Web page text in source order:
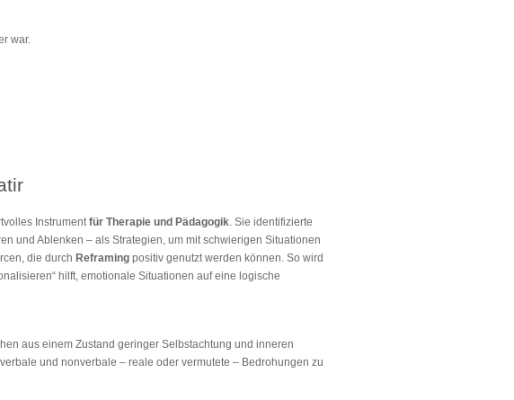
war.
Instrumentfür Therapie und Pädagogik. Sie identifizierte
und Ablenken – als Strategien, um mit schwierigen Situationen
die durch Reframing positiv genutzt werden können. So wird
hilft, emotionale Situationen auf eine logische
aus einem Zustand geringer Selbstachtung und inneren
und nonverbale – reale oder vermutete – Bedrohungen zu